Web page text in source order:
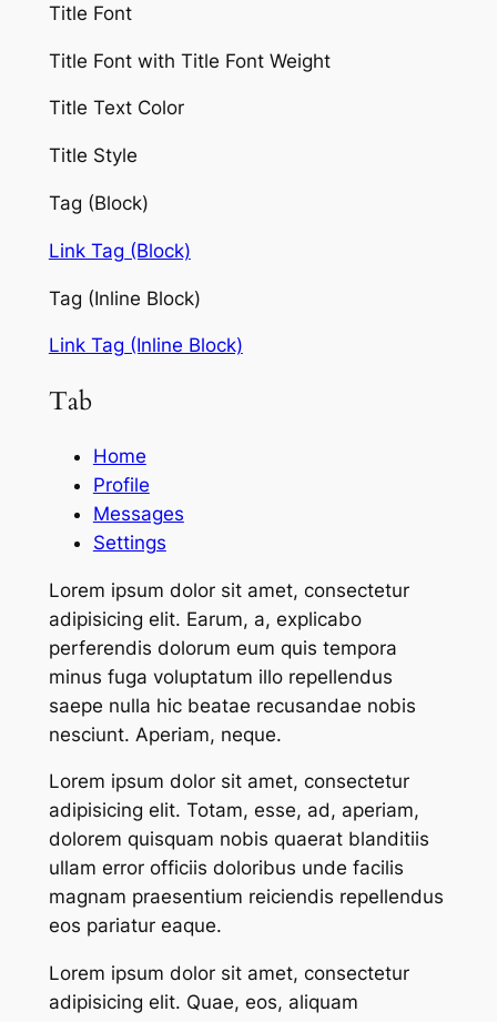
Title Font
Title Font with Title Font Weight
Title Text Color
Title Style
Tag (Block)
Link Tag (Block)
Tag (Inline Block)
Link Tag (Inline Block)
Tab
Home
Profile
Messages
Settings
Lorem ipsum dolor sit amet, consectetur
adipisicing elit. Earum, a, explicabo
perferendis dolorum eum quis tempora
minus fuga voluptatum illo repellendus
saepe nulla hic beatae recusandae nobis
nesciunt. Aperiam, neque.
Lorem ipsum dolor sit amet, consectetur
adipisicing elit. Totam, esse, ad, aperiam,
dolorem quisquam nobis quaerat blanditiis
ullam error officiis doloribus unde facilis
magnam praesentium reiciendis repellendus
eos pariatur eaque.
Lorem ipsum dolor sit amet, consectetur
adipisicing elit. Quae, eos, aliquam